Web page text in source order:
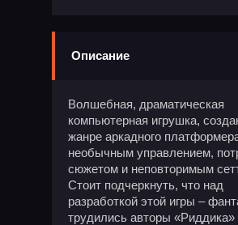
Описание
Волшебная, драматическая
компьютерная игрушка,
жанре аркадного
необычным управлением,
сюжетом и неповторимым
Стоит подчеркнуть, что над
разработкой этой игры –
трудились авторы «Риддика»